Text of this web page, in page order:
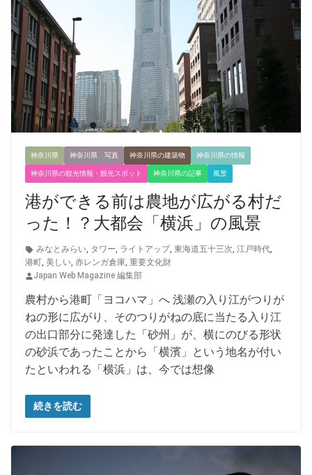
神奈川県 神奈川県 写真 神奈川県の建築物 神奈川県の情報
神奈川県の観光情報・観光スポット 神奈川県の記事 風景
港ができる前は農地が広がる村だ
った！？大都会「横浜」の風景
みなとみらい, タワー, ライトアップ, 東海道五十三次, 江戸時代,
港町, 美しい, 赤レンガ倉庫, 重要文化財
Japan Web Magazine 編集部
農村から港町「ヨコハマ」へ 浅瀬の入り江がつりが
ねの形に広がり、そのつりがねの底に当たる入り江
の出口部分に発達した「砂州」が、横にのびる形状
の砂浜であったことから「横濱」という地名が付い
たといわれる「横浜」は、今では想像
続きを読む